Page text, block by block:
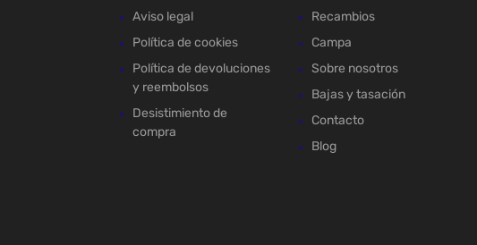
Aviso legal
Política de cookies
Política de devoluciones
y reembolsos
Desistimiento de
compra
Recambios
Campa
Sobre nosotros
Bajas y tasación
Contacto
Blog